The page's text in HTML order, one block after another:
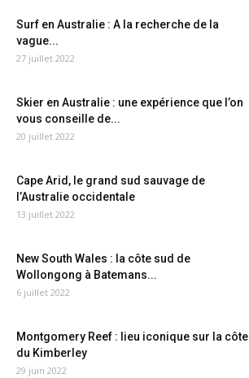
Surf en Australie : A la recherche de la
vague...
27 juillet 2022
Skier en Australie : une expérience que l’on
vous conseille de...
20 juillet 2022
Cape Arid, le grand sud sauvage de
l’Australie occidentale
13 juillet 2022
New South Wales : la côte sud de
Wollongong à Batemans...
6 juillet 2022
Montgomery Reef : lieu iconique sur la côte
du Kimberley
29 juin 2022